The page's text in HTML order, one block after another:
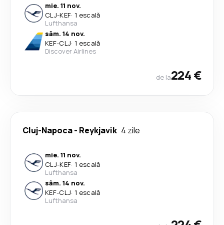
mie. 11 nov.
CLJ-KEF· 1 escală
Lufthansa
sâm. 14 nov.
KEF-CLJ· 1 escală
Discover Airlines
de la224 €
Cluj-Napoca- Reykjavik 4 zile
mie. 11 nov.
CLJ-KEF· 1 escală
Lufthansa
sâm. 14 nov.
KEF-CLJ· 1 escală
Lufthansa